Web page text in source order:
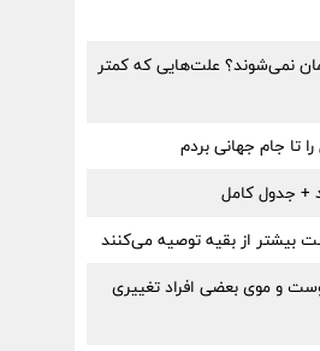
نمی‌شوند؟ علت‌هایی که کمتر
تا جام جهانی بردم
و موی بعضی افراد تغییری